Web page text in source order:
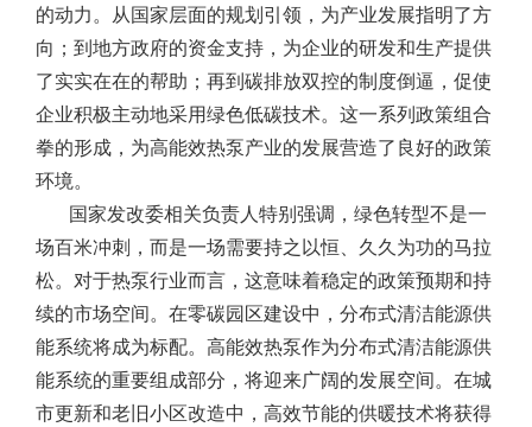
的动力。从国家层面的规划引领，为产业发展指明了方
向；到地方政府的资金支持，为企业的研发和生产提供
了实实在在的帮助；再到碳排放双控的制度倒逼，促使
企业积极主动地采用绿色低碳技术。这一系列政策组合
拳的形成，为高能效热泵产业的发展营造了良好的政策
环境。
国家发改委相关负责人特别强调，绿色转型不是一
场百米冲刺，而是一场需要持之以恒、久久为功的马拉
松。对于热泵行业而言，这意味着稳定的政策预期和持
续的市场空间。在零碳园区建设中，分布式清洁能源供
能系统将成为标配。高能效热泵作为分布式清洁能源供
能系统的重要组成部分，将迎来广阔的发展空间。在城
市更新和老旧小区改造中，高效节能的供暖技术将获得